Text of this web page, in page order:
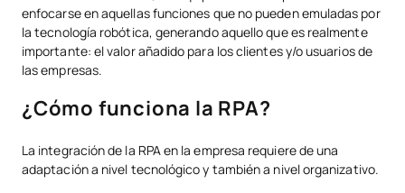
enfocarse en aquellas funciones que no pueden emuladas por
la tecnología robótica, generando aquello que es realmente
importante: el valor añadido para los clientes y/o usuarios de
las empresas.
¿Cómo funciona la RPA?
La integración de la RPA en la empresa requiere de una
adaptación a nivel tecnológico y también a nivel organizativo.